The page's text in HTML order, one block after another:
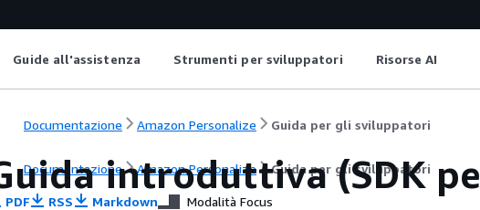
Guide all'assistenza Strumenti per sviluppatori Risorse AI
Documentazione Amazon Personalize Guida per gli sviluppatori
Documentazione Amazon Personalize Guida per gli sviluppatori
introduttiva (SDK
PDF RSS Markdown Modalità Focus